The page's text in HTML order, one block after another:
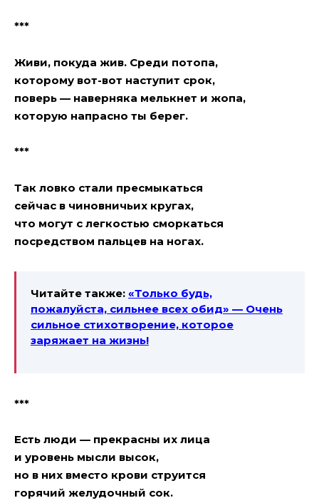
***
Живи, покуда жив. Среди потопа,
которому вот-вот наступит срок,
поверь — наверняка мелькнет и жoпa,
которую напрасно ты берег.
***
Так ловко стали пресмыкаться
сейчас в чиновничьих кругах,
что могут с легкостью сморкаться
посредством пальцев на ногах.
Читайте также: «Только будь,
пожалуйста, сильнее всех обид» — Очень
сильное стихотворение, которое
заряжает на жизнь!
***
Есть люди — прекрасны их лица
и уровень мысли высок,
но в них вместо крови струится
горячий желудочный сок.